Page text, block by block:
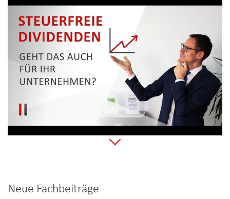
Neue Fachbeiträge